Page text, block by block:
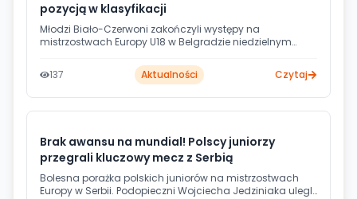
pozycją w klasyfikacji
Młodzi Biało-Czerwoni zakończyli występy na
mistrzostwach Europy U18 w Belgradzie niedzielnym
Wojciecha Jedziniaka pokonali Farerów 41:35 i
ostatecznie sklasyfikowani zostali na 15. lokacie
137 Aktualności Czytaj
Brak awansu na mundial! Polscy juniorzy
przegrali kluczowy mecz z Serbią
Bolesna porażka polskich juniorów na mistrzostwach
Europy w Serbii. Podopieczni Wojciecha Jedziniaka ulegli